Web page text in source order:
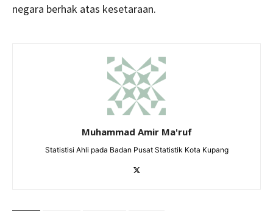
negara berhak atas kesetaraan.
Muhammad Amir Ma'ruf
Statistisi Ahli pada Badan Pusat Statistik Kota Kupang